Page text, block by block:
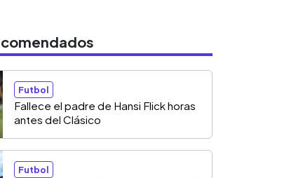
Futbol
Fallece el padre de Hansi Flick horas
antes del Clásico
Futbol